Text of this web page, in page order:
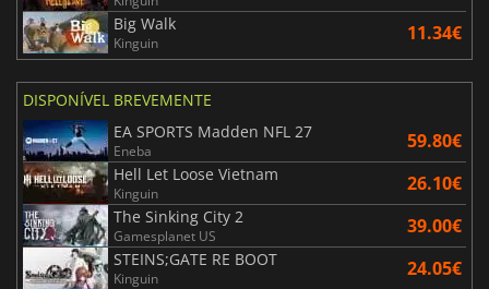
Big Walk
Kinguin 11.34€
DISPONÍVEL BREVEMENTE
EA SPORTS Madden NFL 27
Eneba 59.80€
Hell Let Loose Vietnam
Kinguin 26.10€
The Sinking City 2
Gamesplanet US 39.00€
STEINS;GATE RE BOOT
Kinguin 24.05€